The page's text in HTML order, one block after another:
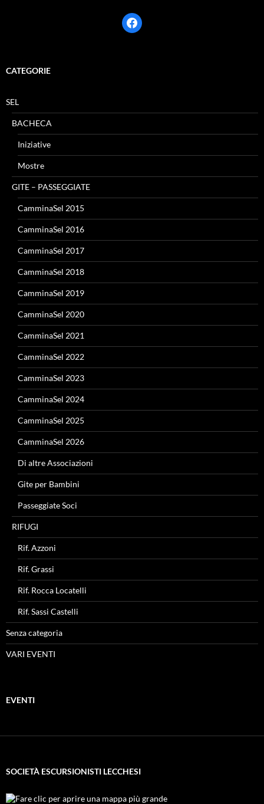
facebook
CATEGORIE
SEL
BACHECA
Iniziative
Mostre
GITE – PASSEGGIATE
CamminaSel 2015
CamminaSel 2016
CamminaSel 2017
CamminaSel 2018
CamminaSel 2019
CamminaSel 2020
CamminaSel 2021
CamminaSel 2022
CamminaSel 2023
CamminaSel 2024
CamminaSel 2025
CamminaSel 2026
Di altre Associazioni
Gite per Bambini
Passeggiate Soci
RIFUGI
Rif. Azzoni
Rif. Grassi
Rif. Rocca Locatelli
Rif. Sassi Castelli
Senza categoria
VARI EVENTI
EVENTI
SOCIETÀ ESCURSIONISTI LECCHESI